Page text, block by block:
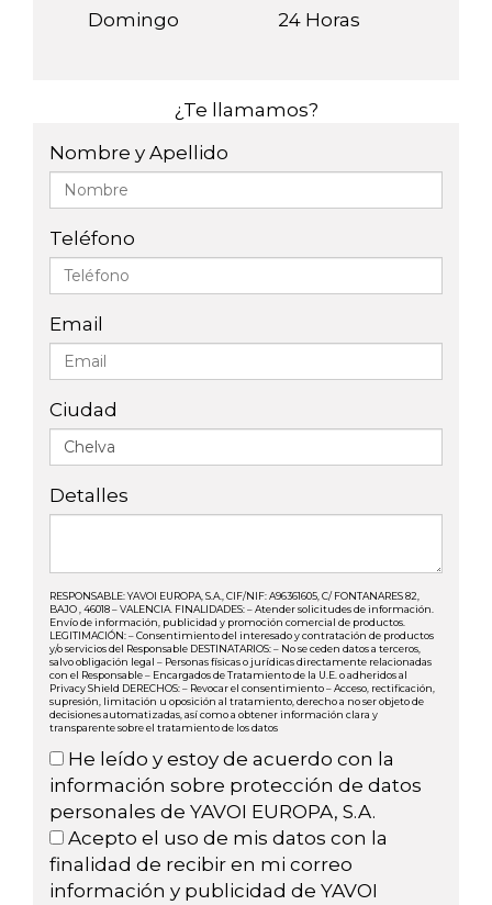
Domingo 24 Horas
¿Te llamamos?
Nombre y Apellido
Teléfono
Email
Ciudad
Detalles
RESPONSABLE: YAVOI EUROPA, S.A., CIF/NIF: A96361605, C/ FONTANARES 82,
BAJO , 46018 – VALENCIA. FINALIDADES: – Atender solicitudes de información.
Envío de información, publicidad y promoción comercial de productos.
LEGITIMACIÓN: – Consentimiento del interesado y contratación de productos
y/o servicios del Responsable DESTINATARIOS: – No se ceden datos a terceros,
salvo obligación legal – Personas físicas o jurídicas directamente relacionadas
con el Responsable – Encargados de Tratamiento de la U.E. o adheridos al
Privacy Shield DERECHOS: – Revocar el consentimiento – Acceso, rectificación,
supresión, limitación u oposición al tratamiento, derecho a no ser objeto de
decisiones automatizadas, así como a obtener información clara y
transparente sobre el tratamiento de los datos
He leído y estoy de acuerdo con la
información sobre protección de datos
personales de YAVOI EUROPA, S.A.
Acepto el uso de mis datos con la
finalidad de recibir en mi correo
información y publicidad de YAVOI